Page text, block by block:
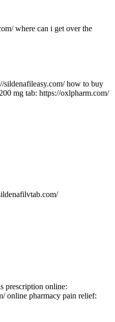
where can i get over the
sildenafileasy.com/ how to buy
mg tab: https://oxlpharm.com/
prescription online:
online pharmacy pain relief: